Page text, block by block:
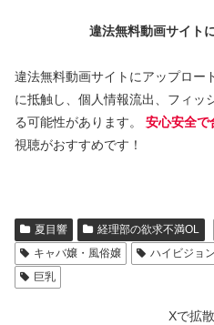
違法無料動画サイト
違法無料動画サイトにアップロー
に抵触し、個人情報流出、フィッ
る可能性があります。 安心安全で
視聴がおすすめです！
夏目響 経理部の欲求不満OL
キャバ嬢・風俗嬢
ハイビジョン
巨乳
Xで拡